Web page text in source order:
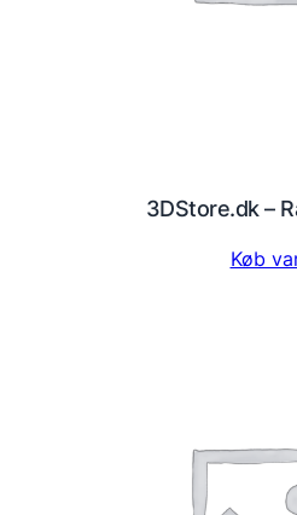
3DStore.dk –
Køb